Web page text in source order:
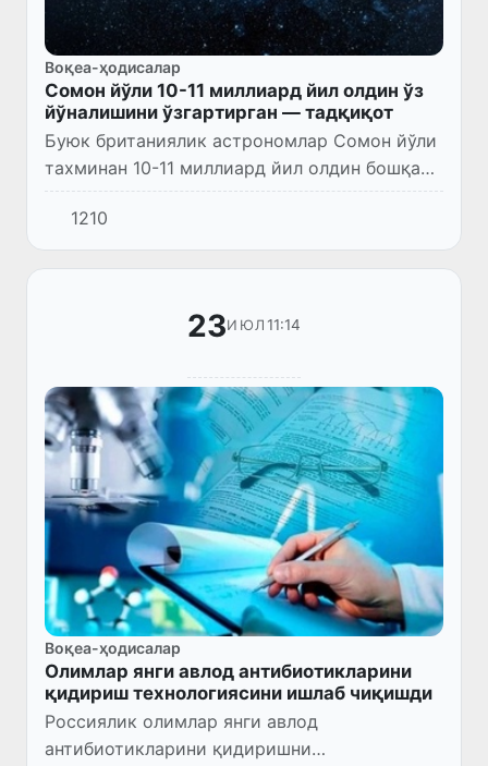
Воқеа-ҳодисалар
Сомон йўли 10-11 миллиард йил олдин ўз
йўналишини ўзгартирган — тадқиқот
Буюк британиялик астрономлар Сомон йўли
тахминан 10-11 миллиард йил олдин бошқа
галактика билан ҳалокатли тўқнашувга
учраганига оид далилларни топишди.
1210
23ИЮЛ 11:14
Воқеа-ҳодисалар
Олимлар янги авлод антибиотикларини
қидириш технологиясини ишлаб чиқишди
Россиялик олимлар янги авлод
антибиотикларини қидиришни